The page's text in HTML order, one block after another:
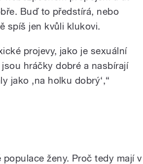
Buď to předstírá, nebo
spíš jen kvůli klukovi.
projevy, jako je sexuální
hráčky dobré a nasbírají
jako ‚na holku dobrý‘,“
ženy. Proč tedy mají v